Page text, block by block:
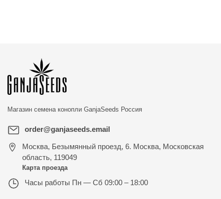
Магазин семена конопли GanjaSeeds Россия
order@ganjaseeds.email
Москва, Безымянный проезд, 6. Москва, Московская
область, 119049
Карта проезда
Часы работы Пн — Сб 09:00 – 18:00